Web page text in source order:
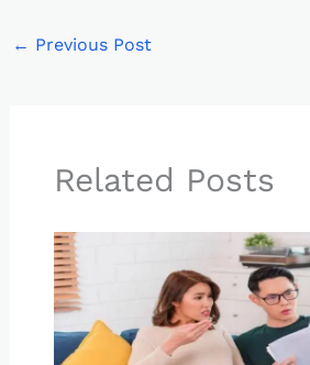
← Previous Post
Related Posts